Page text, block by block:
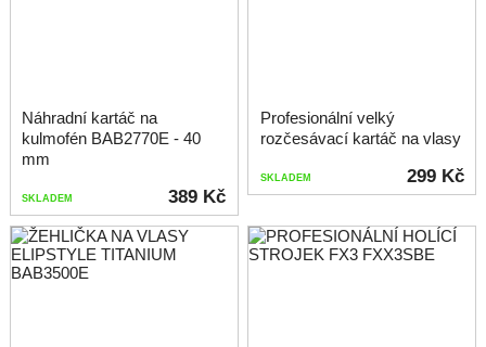
Náhradní kartáč na
kulmofén BAB2770E - 40
mm
389 Kč
SKLADEM
Profesionální velký
rozčesávací kartáč na vlasy
299 Kč
SKLADEM